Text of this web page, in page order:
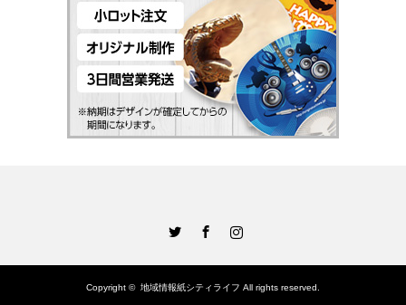
Copyright © 地域情報紙シティライフ All rights reserved.